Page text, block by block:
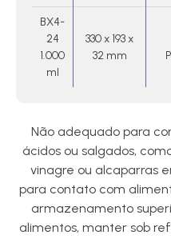
BX4-
24
1.000
ml
330 x 193 x
32 mm
Não adequado para
ácidos ou salgados,
vinagre ou alcaparras
para contato com
armazenamento
alimentos, manter sob